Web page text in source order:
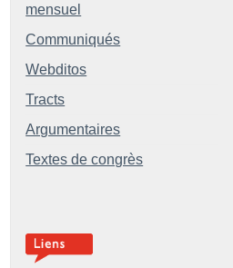
mensuel
Communiqués
Webditos
Tracts
Argumentaires
Textes de congrès